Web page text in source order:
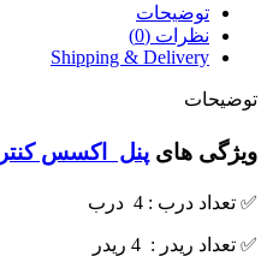
توضیحات
نظرات (0)
Shipping & Delivery
توضیحات
ویژگی های پنل اکسس
✅ تعداد درب : 4 درب
✅ تعداد ریدر : 4 ریدر